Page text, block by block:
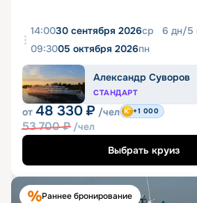
14:0030 сентября 2026ср 6 дн/5
09:3005 октября 2026пн
Александр Суворов
СТАНДАРТ
от 48 330 ₽ /чел
53 700₽ /чел
+1 000
Выбрать круиз
Раннее бронирование